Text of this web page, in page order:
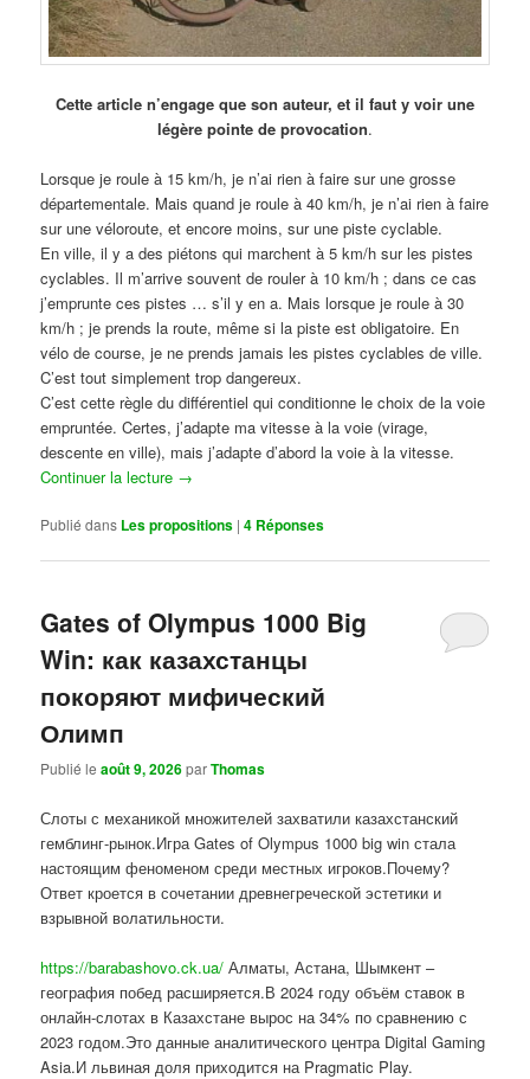
Cette article n’engage que son auteur, et il faut y voir une
légère pointe de provocation.
Lorsque je roule à 15 km/h, je n’ai rien à faire sur une grosse
départementale. Mais quand je roule à 40 km/h, je n’ai rien à faire
sur une véloroute, et encore moins, sur une piste cyclable.
En ville, il y a des piétons qui marchent à 5 km/h sur les pistes
cyclables. Il m’arrive souvent de rouler à 10 km/h ; dans ce cas
j’emprunte ces pistes … s’il y en a. Mais lorsque je roule à 30
km/h ; je prends la route, même si la piste est obligatoire. En
vélo de course, je ne prends jamais les pistes cyclables de ville.
C’est tout simplement trop dangereux.
C’est cette règle du différentiel qui conditionne le choix de la voie
empruntée. Certes, j’adapte ma vitesse à la voie (virage,
descente en ville), mais j’adapte d’abord la voie à la vitesse.
Continuer la lecture →
Publié dans Les propositions |4 Réponses
Gates of Olympus 1000 Big
Win: как казахстанцы
покоряют мифический
Олимп
Publié leaoût 9, 2026parThomas
Слоты с механикой множителей захватили казахстанский
гемблинг-рынок.Игра Gates of Olympus 1000 big win стала
настоящим феноменом среди местных игроков.Почему?
Ответ кроется в сочетании древнегреческой эстетики и
взрывной волатильности.
https://barabashovo.ck.ua/ Алматы, Астана, Шымкент –
география побед расширяется.В 2024 году объём ставок в
онлайн-слотах в Казахстане вырос на 34% по сравнению с
2023 годом.Это данные аналитического центра Digital Gaming
Asia.И львиная доля приходится на Pragmatic Play.